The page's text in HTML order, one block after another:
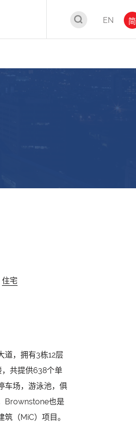
EN 简
住宅
道，拥有3栋12层
共提供638个单
车场，游泳池，俱
Brownstone也是
（MiC）项目。